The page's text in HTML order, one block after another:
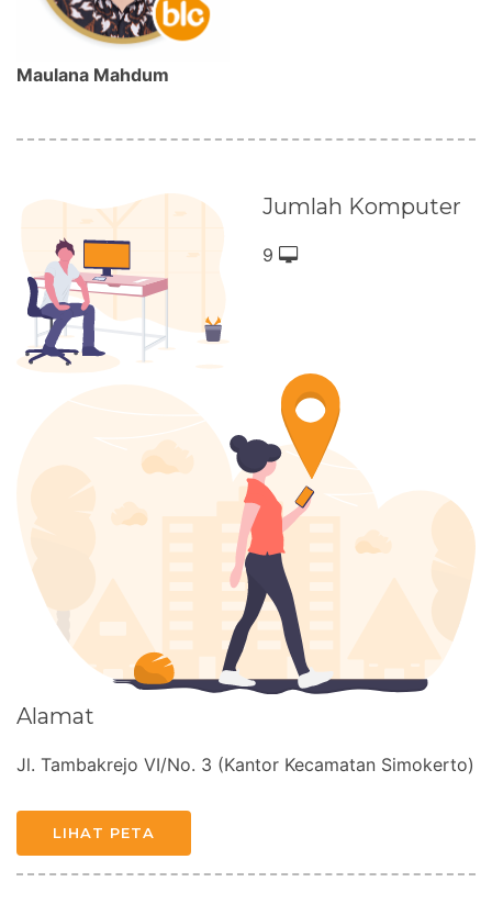
Maulana Mahdum
Jumlah Komputer
9
Alamat
Jl. Tambakrejo VI/No. 3 (Kantor Kecamatan Simokerto)
LIHAT PETA